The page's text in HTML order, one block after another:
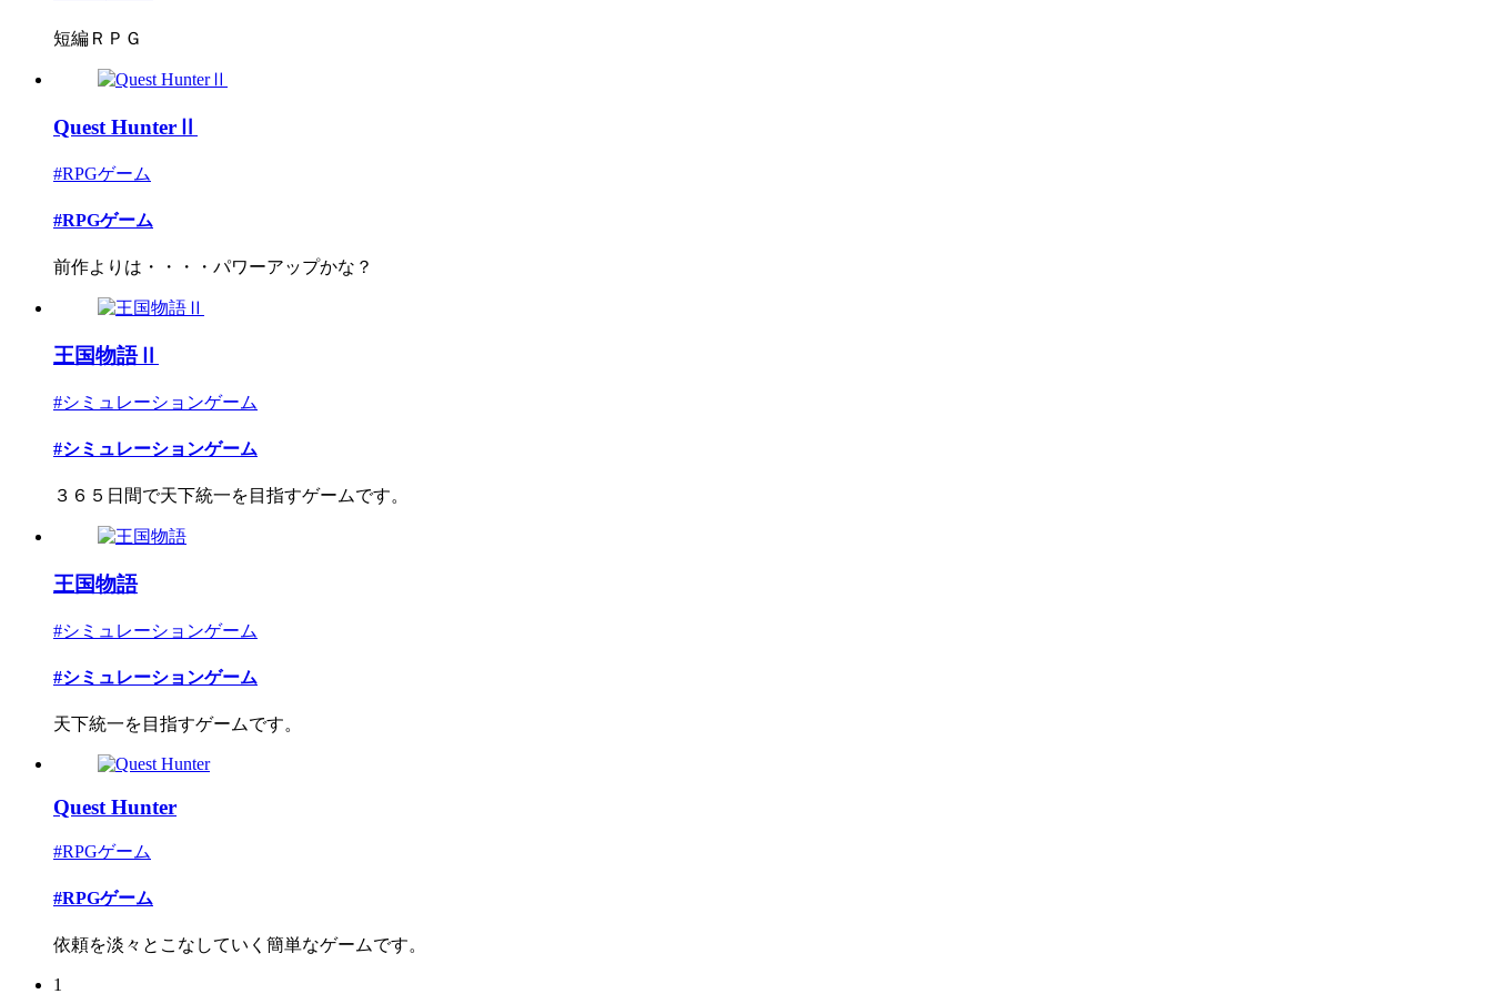
短編ＲＰＧ
Quest HunterⅡ
#RPGゲーム
#RPGゲーム
前作よりは・・・・パワーアップかな？
王国物語Ⅱ
#シミュレーションゲーム
#シミュレーションゲーム
３６５日間で天下統一を目指すゲームです。
王国物語
#シミュレーションゲーム
#シミュレーションゲーム
天下統一を目指すゲームです。
Quest Hunter
#RPGゲーム
#RPGゲーム
依頼を淡々とこなしていく簡単なゲームです。
1